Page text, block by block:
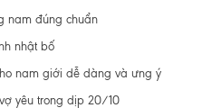
nam đúng chuẩn
nhật bố
nam giới dễ dàng và ưng ý
yêu trong dịp 20/10